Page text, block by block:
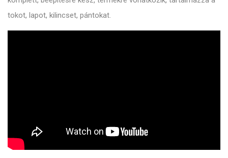
tokot, lapot, kilincset, pántokat.